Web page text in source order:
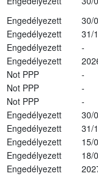
Engedélyezett
30/
Engedélyezett
31/
Engedélyezett
-
Engedélyezett
Not PPP
-
Not PPP
-
Not PPP
-
Engedélyezett
30/
Engedélyezett
31/
Engedélyezett
15/
Engedélyezett
18/
Engedélyezett